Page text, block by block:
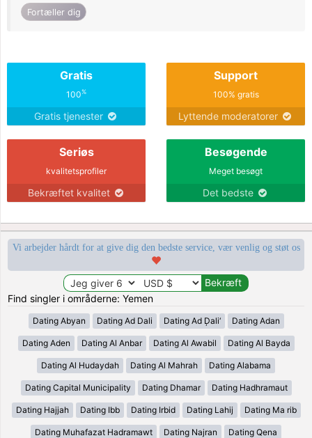
Fortæller dig
Gratis
100%
Gratis tjenester
Support
100% gratis
Lyttende moderatorer
Seriøs
kvalitetsprofiler
Bekræftet kvalitet
Besøgende
Meget besøgt
Det bedste
Vi arbejder hårdt for at give dig den bedste service, vær venlig og støt os
Find singler i områderne: Yemen
Dating Abyan Dating Ad Dali Dating Ad Ḑali‘ Dating Adan
Dating Aden Dating Al Anbar Dating Al Awabil Dating Al Bayda
Dating Al Hudaydah Dating Al Mahrah Dating Alabama
Dating Capital Municipality Dating Dhamar Dating Hadhramaut
Dating Hajjah Dating Ibb Dating Irbid Dating Lahij Dating Ma rib
Dating Muhafazat Hadramawt Dating Najran Dating Qena